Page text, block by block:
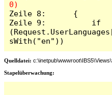
Zeile 8:      {
Zeile 9:          if
sWith("en"))
Quelldatei:
Stapelüberwachung: